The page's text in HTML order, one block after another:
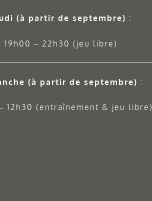
(à partir de septembre) :
19h00 – 22h30 (jeu libre)
(à partir de septembre) :
12h30 (entraînement & jeu libre)